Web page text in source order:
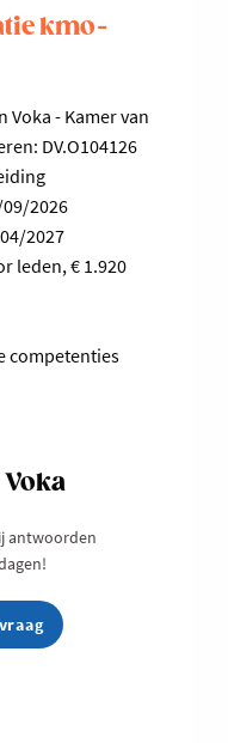
kmo-
- Kamer van
DV.O104126
2026
2027
leden, € 1.920
competenties
Voka
antwoorden